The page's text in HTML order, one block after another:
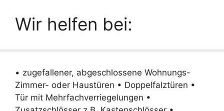
Wir helfen bei:
• zugefallener, abgeschlossene Wohnungs-
Zimmer- oder Haustüren • Doppelfalztüren •
Tür mit Mehrfachverriegelungen •